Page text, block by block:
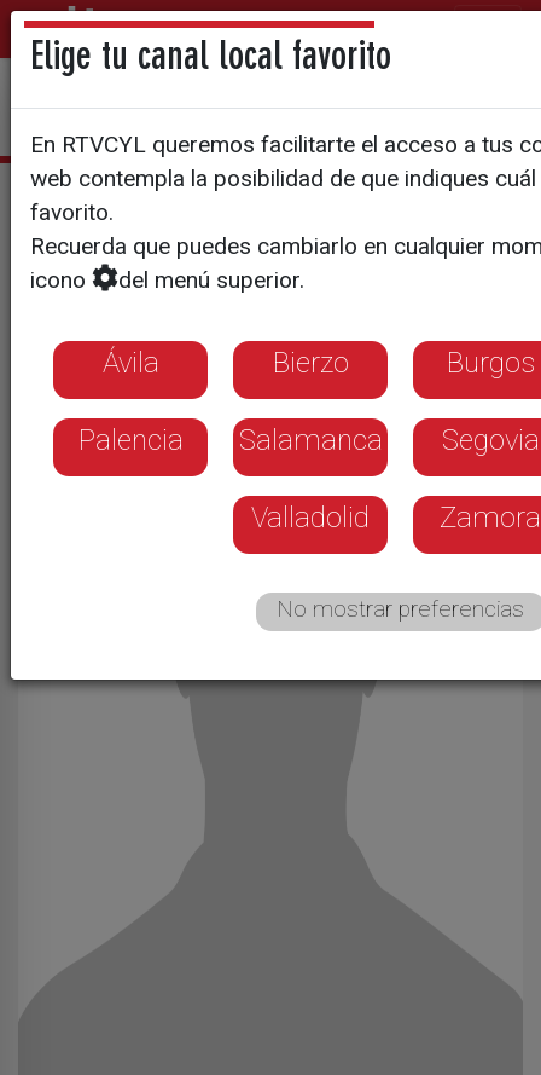
Estefanía Ureña
Elige tu canal local favorito
En RTVCYL queremos facilitarte el acceso a tus
web contempla la posibilidad de que indiques
favorito.
Recuerda que puedes cambiarlo en cualquier
icono
del menú superior.
Ávila Bierzo Burgos
Palencia Salamanca Segovia
Valladolid Zamora
No mostrar preferencias